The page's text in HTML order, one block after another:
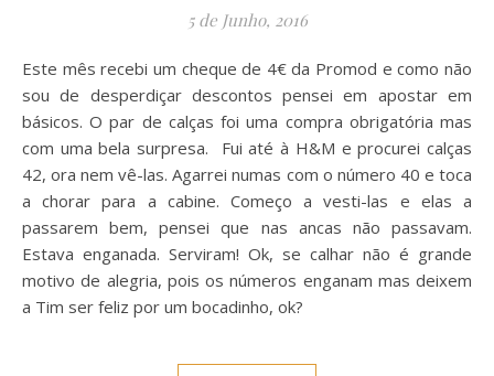
5 de Junho, 2016
Este mês recebi um cheque de 4€ da Promod e como não
sou de desperdiçar descontos pensei em apostar em
básicos. O par de calças foi uma compra obrigatória mas
com uma bela surpresa. Fui até à H&M e procurei calças
42, ora nem vê-las. Agarrei numas com o número 40 e toca
a chorar para a cabine. Começo a vesti-las e elas a
passarem bem, pensei que nas ancas não passavam.
Estava enganada. Serviram! Ok, se calhar não é grande
motivo de alegria, pois os números enganam mas deixem
a Tim ser feliz por um bocadinho, ok?